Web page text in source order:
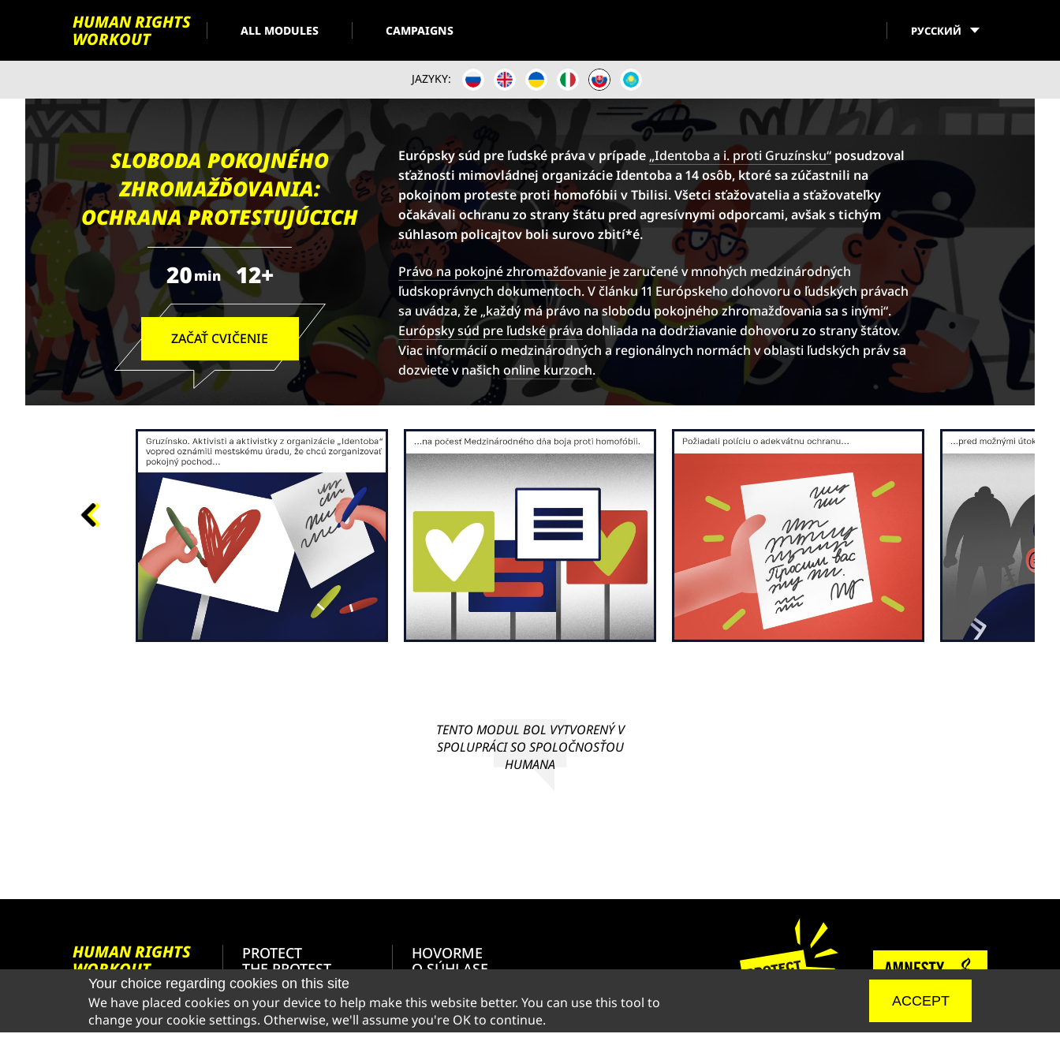
HUMAN RIGHTS
WORKOUT
ALL MODULES CAMPAIGNS РУССКИЙ
JAZYKY:
SLOBODA POKOJNÉHO
ZHROMAŽĎOVANIA:
OCHRANA PROTESTUJÚCICH
20min 12+
ZAČAŤ CVIČENIE
Európsky súd pre ľudské práva v prípade „Identoba a i. proti Gruzínsku“ posudzoval
sťažnosti mimovládnej organizácie Identoba a 14 osôb, ktoré sa zúčastnili na
pokojnom proteste proti homofóbii v Tbilisi. Všetci sťažovatelia a sťažovateľky
očakávali ochranu zo strany štátu pred agresívnymi odporcami, avšak s tichým
súhlasom policajtov boli surovo zbití*é.
Právo na pokojné zhromažďovanie je zaručené v mnohých medzinárodných
ľudskoprávnych dokumentoch. V článku 11 Európskeho dohovoru o ľudských právach
sa uvádza, že „každý má právo na slobodu pokojného zhromažďovania sa s inými“.
Európsky súd pre ľudské práva dohliada na dodržiavanie dohovoru zo strany štátov.
Viac informácií o medzinárodných a regionálnych normách v oblasti ľudských práv sa
dozviete v našichonline kurzoch.
TENTO MODUL BOL VYTVORENÝ V
SPOLUPRÁCI SO SPOLOČNOSŤOU
HUMANA
HUMAN RIGHTS
WORKOUT
PROTECT
THE PROTEST
HOVORME
O SÚHLASE
PRIVACY POLICY
COOKIE STATEMENT
MADE ON BEAM
Your choice regarding cookies on this site
We have placed cookies on your device to help make this website better. You can use this tool to
change your cookie settings. Otherwise, we'll assume you're OK to continue.